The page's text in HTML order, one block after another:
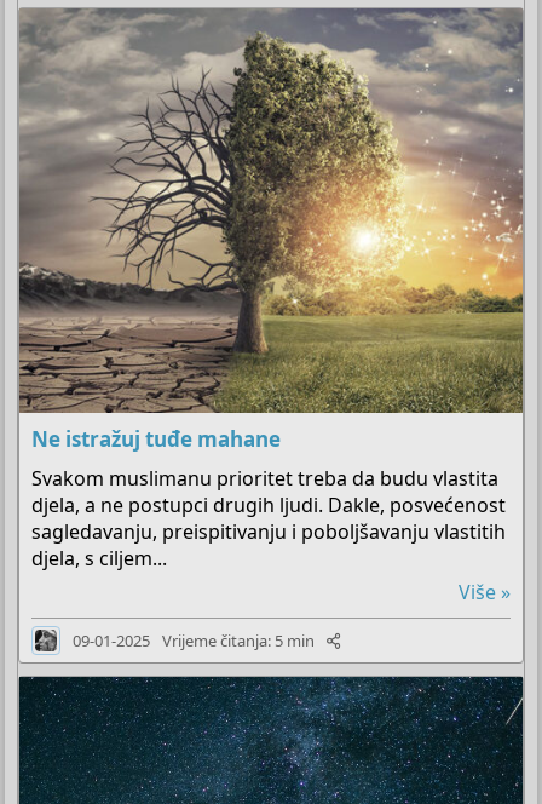
Ne istražuj tuđe mahane
Svakom muslimanu prioritet treba da budu vlastita
djela, a ne postupci drugih ljudi. Dakle, posvećenost
sagledavanju, preispitivanju i poboljšavanju vlastitih
djela, s ciljem...
Više »
09-01-2025 Vrijeme čitanja: 5 min